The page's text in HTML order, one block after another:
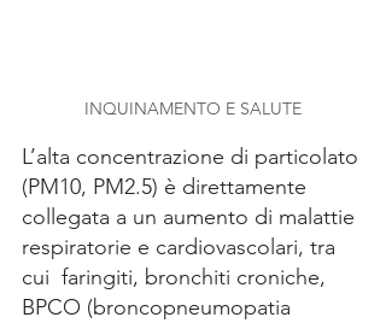
INQUINAMENTO E SALUTE
L’alta concentrazione di particolato
(PM10, PM2.5) è direttamente
collegata a un aumento di malattie
respiratorie e cardiovascolari, tra
cui  faringiti, bronchiti croniche,
BPCO (broncopneumopatia